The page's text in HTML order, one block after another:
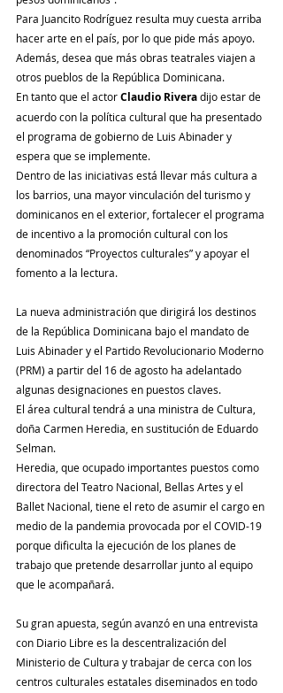
Para Juancito Rodríguez resulta muy cuesta arriba
hacer arte en el país, por lo que pide más apoyo.
Además, desea que más obras teatrales viajen a
otros pueblos de la República Dominicana.
En tanto que el actor Claudio Rivera dijo estar de
acuerdo con la política cultural que ha presentado
el programa de gobierno de Luis Abinader y
espera que se implemente.
Dentro de las iniciativas está llevar más cultura a
los barrios, una mayor vinculación del turismo y
dominicanos en el exterior, fortalecer el programa
de incentivo a la promoción cultural con los
denominados “Proyectos culturales” y apoyar el
fomento a la lectura.
La nueva administración que dirigirá los destinos
de la República Dominicana bajo el mandato de
Luis Abinader y el Partido Revolucionario Moderno
(PRM) a partir del 16 de agosto ha adelantado
algunas designaciones en puestos claves.
El área cultural tendrá a una ministra de Cultura,
doña Carmen Heredia, en sustitución de Eduardo
Selman.
Heredia, que ocupado importantes puestos como
directora del Teatro Nacional, Bellas Artes y el
Ballet Nacional, tiene el reto de asumir el cargo en
medio de la pandemia provocada por el COVID-19
porque dificulta la ejecución de los planes de
trabajo que pretende desarrollar junto al equipo
que le acompañará.
Su gran apuesta, según avanzó en una entrevista
con Diario Libre es la descentralización del
Ministerio de Cultura y trabajar de cerca con los
centros culturales estatales diseminados en todo